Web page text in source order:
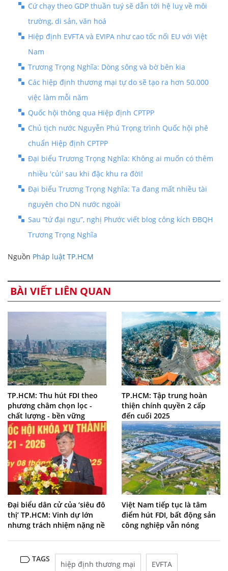
Cứ chạy theo GDP thuần tuý sẽ dẫn tới hệ luỵ về môi
trường, di sản, văn hoá
Hiệp định EVFTA và EVIPA như cao tốc nối EU với Việt
Nam
Trương Trọng Nghĩa: Dòng sông và bờ bên kia
Các hiệp định thương mại tự do sẽ tạo ra hơn 50.000
việc làm mỗi năm
Quốc hội thông qua Hiệp định CPTPP
Chủ tịch nước Nguyễn Phú Trọng trình Quốc hội phê
chuẩn Hiệp định CPTPP
Đại biểu Trương Trọng Nghĩa: Không ai muốn có thêm
nhiều 'củi' sau khi đặc khu ra đời!
Đại biểu Trương Trọng Nghĩa: Ta đang mất nhiều tài
nguyên cho DN nước ngoài
Sau “tứ đại ngu”, nghị Phước viết blog công kích ĐBQH
Trương Trọng Nghĩa
Nguồn Pháp luật TP.HCM
BÀI VIẾT LIÊN QUAN
TP.HCM: Thu hút FDI theo
phương châm chọn lọc -
chất lượng - bền vững
TP.HCM: Tập trung hoàn
thiện chính quyền 2 cấp
đến cuối 2025
Đại biểu dân cử của ‘siêu đô
thị’ TP.HCM: Vinh dự lớn
nhưng trách nhiệm nặng nề
Việt Nam tiếp tục là tâm
điểm hút FDI, bất động sản
công nghiệp vẫn nóng
TAGS
hiệp định thương mại EVFTA